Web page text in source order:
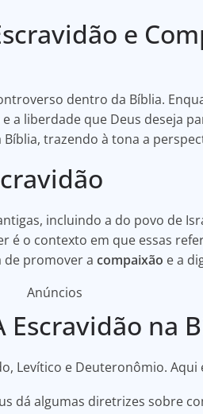
e
dentro da Bíblia.
a liberdade que Deus deseja
Bíblia, trazendo à tona a
incluindo a do povo de
é o contexto em que essas
de promover a compaixão e a
Anúncios
Escravidão na
Levítico e Deuteronômio.
dá algumas diretrizes sobre